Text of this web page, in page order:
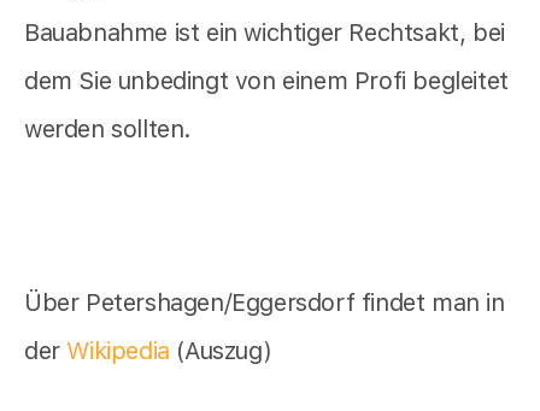
Bauabnahme ist ein wichtiger Rechtsakt, bei
dem Sie unbedingt von einem Profi begleitet
werden sollten.
Über Petershagen/Eggersdorf findet man in
der Wikipedia (Auszug)